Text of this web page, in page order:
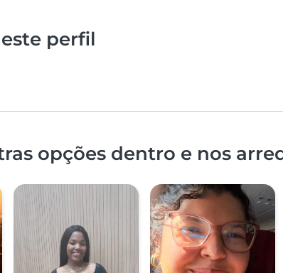
perfil
opções dentro e nos